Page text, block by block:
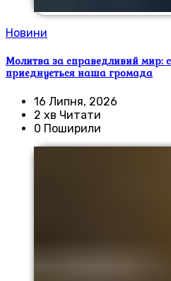
Новини
Молитва за справедливий мир:
приєднується наша громада
16 Липня, 2026
2 хв Читати
0 Поширили